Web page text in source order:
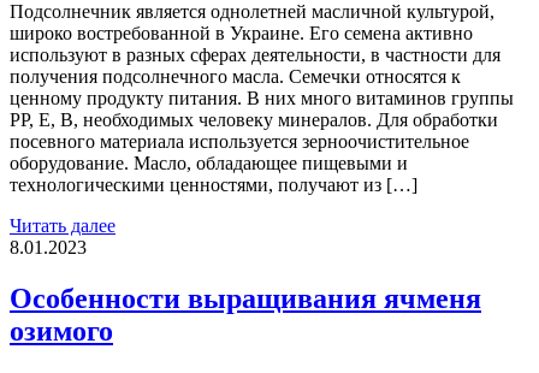
Подсолнечник является однолетней масличной культурой,
широко востребованной в Украине. Его семена активно
используют в разных сферах деятельности, в частности для
получения подсолнечного масла. Семечки относятся к
ценному продукту питания. В них много витаминов группы
РР, Е, В, необходимых человеку минералов. Для обработки
посевного материала используется зерноочистительное
оборудование. Масло, обладающее пищевыми и
технологическими ценностями, получают из […]
Читать далее
8.01.2023
Особенности выращивания ячменя
озимого